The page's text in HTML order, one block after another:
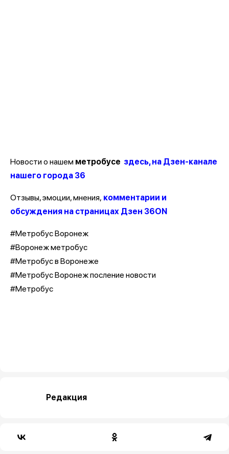
Новости о нашем метробусе здесь, на Дзен-канале
нашего города 36
Отзывы, эмоции, мнения, комментарии и
обсуждения на страницах Дзен 36ON
#Метробус Воронеж
#Воронеж метробус
#Метробус в Воронеже
#Метробус Воронеж посление новости
#Метробус
Редакция